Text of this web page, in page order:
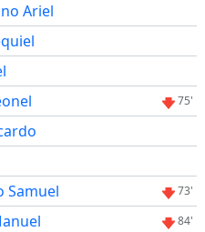
Ariel
75'
Samuel 73'
84'